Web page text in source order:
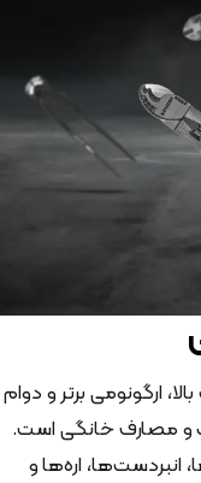
ارگونومی برتر و دوام
و مصارف خانگی است.
انبردست‌ها، اره‌ها و